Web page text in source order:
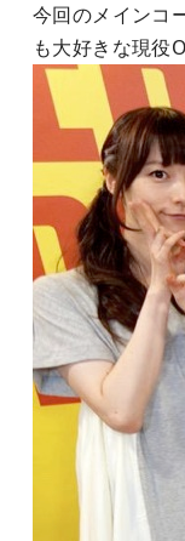
今回のメインコ
も大好きな現役